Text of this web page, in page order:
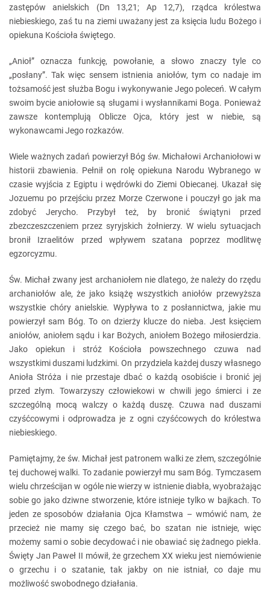
zastępów anielskich (Dn 13,21; Ap 12,7), rządca królestwa
niebieskiego, zaś tu na ziemi uważany jest za księcia ludu Bożego i
opiekuna Kościoła świętego.
„Anioł” oznacza funkcję, powołanie, a słowo znaczy tyle co
„posłany”. Tak więc sensem istnienia aniołów, tym co nadaje im
tożsamość jest służba Bogu i wykonywanie Jego poleceń. W całym
swoim bycie aniołowie są sługami i wysłannikami Boga. Ponieważ
zawsze kontemplują Oblicze Ojca, który jest w niebie, są
wykonawcami Jego rozkazów.
Wiele ważnych zadań powierzył Bóg św. Michałowi Archaniołowi w
historii zbawienia. Pełnił on rolę opiekuna Narodu Wybranego w
czasie wyjścia z Egiptu i wędrówki do Ziemi Obiecanej. Ukazał się
Jozuemu po przejściu przez Morze Czerwone i pouczył go jak ma
zdobyć Jerycho. Przybył też, by bronić świątyni przed
zbezczeszczeniem przez syryjskich żołnierzy. W wielu sytuacjach
bronił Izraelitów przed wpływem szatana poprzez modlitwę
egzorcyzmu.
Św. Michał zwany jest archaniołem nie dlatego, że należy do rzędu
archaniołów ale, że jako książę wszystkich aniołów przewyższa
wszystkie chóry anielskie. Wypływa to z posłannictwa, jakie mu
powierzył sam Bóg. To on dzierży klucze do nieba. Jest księciem
aniołów, aniołem sądu i kar Bożych, aniołem Bożego miłosierdzia.
Jako opiekun i stróż Kościoła powszechnego czuwa nad
wszystkimi duszami ludzkimi. On przydziela każdej duszy własnego
Anioła Stróża i nie przestaje dbać o każdą osobiście i bronić jej
przed złym. Towarzyszy człowiekowi w chwili jego śmierci i ze
szczególną mocą walczy o każdą duszę. Czuwa nad duszami
czyśćcowymi i odprowadza je z ogni czyśćcowych do królestwa
niebieskiego.
Pamiętajmy, że św. Michał jest patronem walki ze złem, szczególnie
tej duchowej walki. To zadanie powierzył mu sam Bóg. Tymczasem
wielu chrześcijan w ogóle nie wierzy w istnienie diabła, wyobrażając
sobie go jako dziwne stworzenie, które istnieje tylko w bajkach. To
jeden ze sposobów działania Ojca Kłamstwa – wmówić nam, że
przecież nie mamy się czego bać, bo szatan nie istnieje, więc
możemy sami o sobie decydować i nie obawiać się żadnego piekła.
Święty Jan Paweł II mówił, że grzechem XX wieku jest niemówienie
o grzechu i o szatanie, tak jakby on nie istniał, co daje mu
możliwość swobodnego działania.